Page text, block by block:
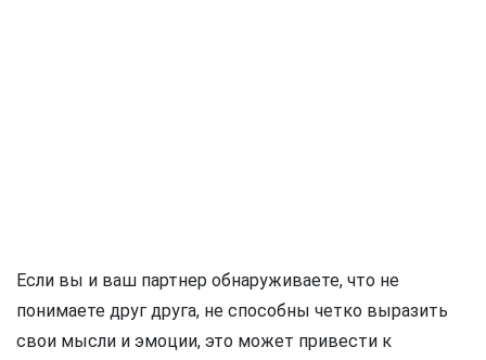
Если вы и ваш партнер обнаруживаете, что не
понимаете друг друга, не способны четко выразить
свои мысли и эмоции, это может привести к